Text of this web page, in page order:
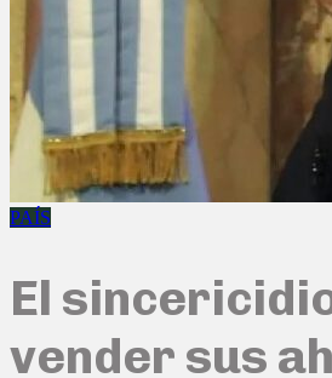
PAÍS
El
vender sus